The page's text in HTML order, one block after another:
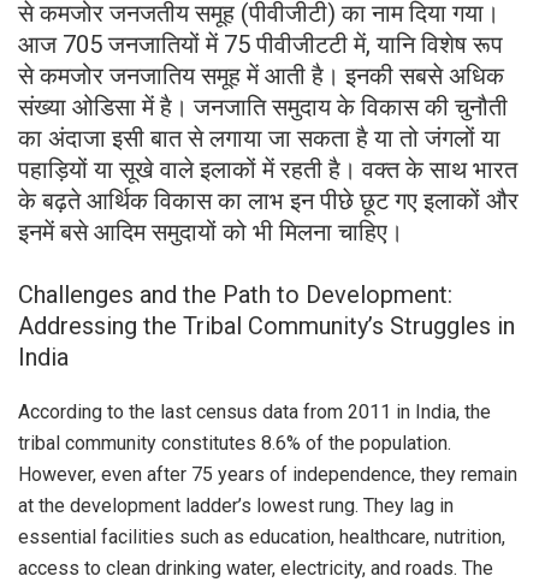
से कमजोर जनजतीय समूह (पीवीजीटी) का नाम दिया गया।
आज 705 जनजातियों में 75 पीवीजीटटी में, यानि विशेष रूप
से कमजोर जनजातिय समूह में आती है। इनकी सबसे अधिक
संख्या ओडिसा में है। जनजाति समुदाय के विकास की चुनौती
का अंदाजा इसी बात से लगाया जा सकता है या तो जंगलों या
पहाड़ियों या सूखे वाले इलाकों में रहती है। वक्त के साथ भारत
के बढ़ते आर्थिक विकास का लाभ इन पीछे छूट गए इलाकों और
इनमें बसे आदिम समुदायों को भी मिलना चाहिए।
Challenges and the Path to Development:
Addressing the Tribal Community’s Struggles in
India
According to the last census data from 2011 in India, the
tribal community constitutes 8.6% of the population.
However, even after 75 years of independence, they remain
at the development ladder’s lowest rung. They lag in
essential facilities such as education, healthcare, nutrition,
access to clean drinking water, electricity, and roads. The